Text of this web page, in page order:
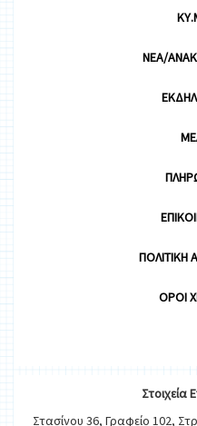
ΝΕΑ/
ΠΟΛΙΤΙΚΗ
OΡΟΙ
ΣτοιχείαΕ
Στασίνου 36, Γραφείο 102,